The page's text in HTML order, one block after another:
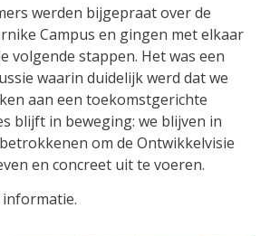
werden bijgepraat over de
Campus en gingen met elkaar
volgende stappen. Het was een
waarin duidelijk werd dat we
aan een toekomstgerichte
blijft in beweging: we blijven in
om de Ontwikkelvisie
en concreet uit te voeren.